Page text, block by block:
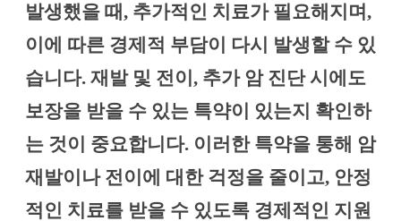
발생했을 때, 추가적인 치료가 필요해지며,
이에 따른 경제적 부담이 다시 발생할 수 있
습니다. 재발 및 전이, 추가 암 진단 시에도
보장을 받을 수 있는 특약이 있는지 확인하
는 것이 중요합니다. 이러한 특약을 통해 암
재발이나 전이에 대한 걱정을 줄이고, 안정
적인 치료를 받을 수 있도록 경제적인 지원